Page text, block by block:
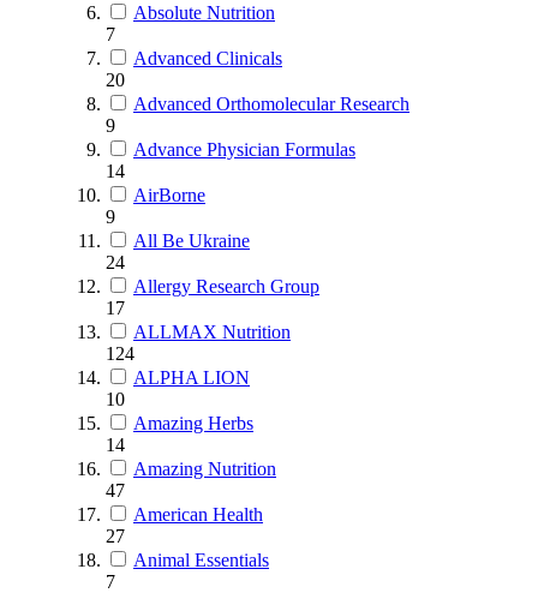
Absolute Nutrition
7
Advanced Clinicals
20
Advanced Orthomolecular Research
9
Advance Physician Formulas
14
AirBorne
9
All Be Ukraine
24
Allergy Research Group
17
ALLMAX Nutrition
124
ALPHA LION
10
Amazing Herbs
14
Amazing Nutrition
47
American Health
27
Animal Essentials
7